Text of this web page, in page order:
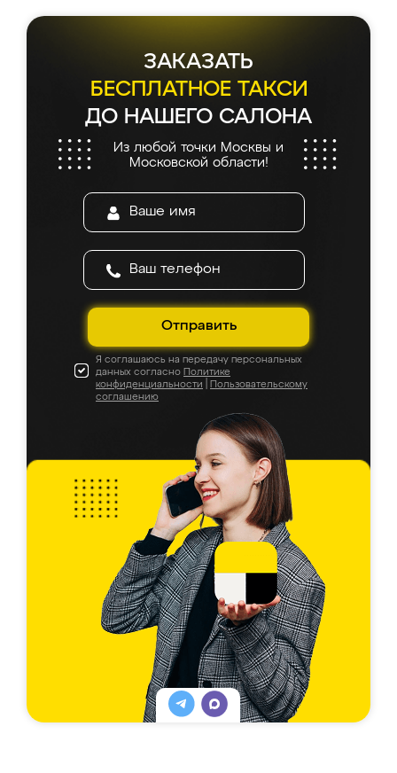
ЗАКАЗАТЬ
БЕСПЛАТНОЕ ТАКСИ
ДО НАШЕГО САЛОНА
Из любой точки Москвы и
Московской области!
Отправить
Я соглашаюсь на передачу персональных
данных согласно Политике
конфиденциальности
Пользовательскому
соглашению